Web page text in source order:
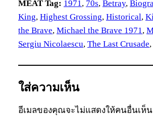
MEAT Tag: 1971, 70s, Betray,
King, Highest Grossing, Historical,
the Brave, Michael the Brave 1971,
Sergiu Nicolaescu, The Last Crusade,
ใส่ความเห็น
อีเมลของคุณจะไม่แสดงให้คนอื่นเห็น